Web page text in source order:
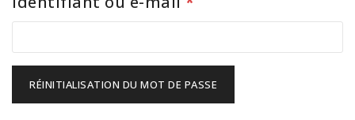
RÉINITIALISATION DU MOT DE PASSE